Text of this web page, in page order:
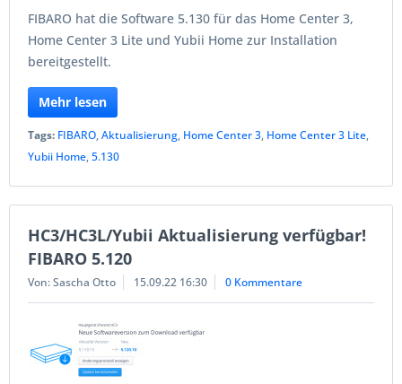
FIBARO hat die Software 5.130 für das Home Center 3,
Home Center 3 Lite und Yubii Home zur Installation
bereitgestellt.
Mehr lesen
Tags: FIBARO,Aktualisierung, Home Center 3, Home Center 3 Lite,
Yubii Home,5.130
HC3/HC3L/Yubii Aktualisierung verfügbar!
FIBARO 5.120
Von: Sascha Otto 15.09.22 16:30 0 Kommentare